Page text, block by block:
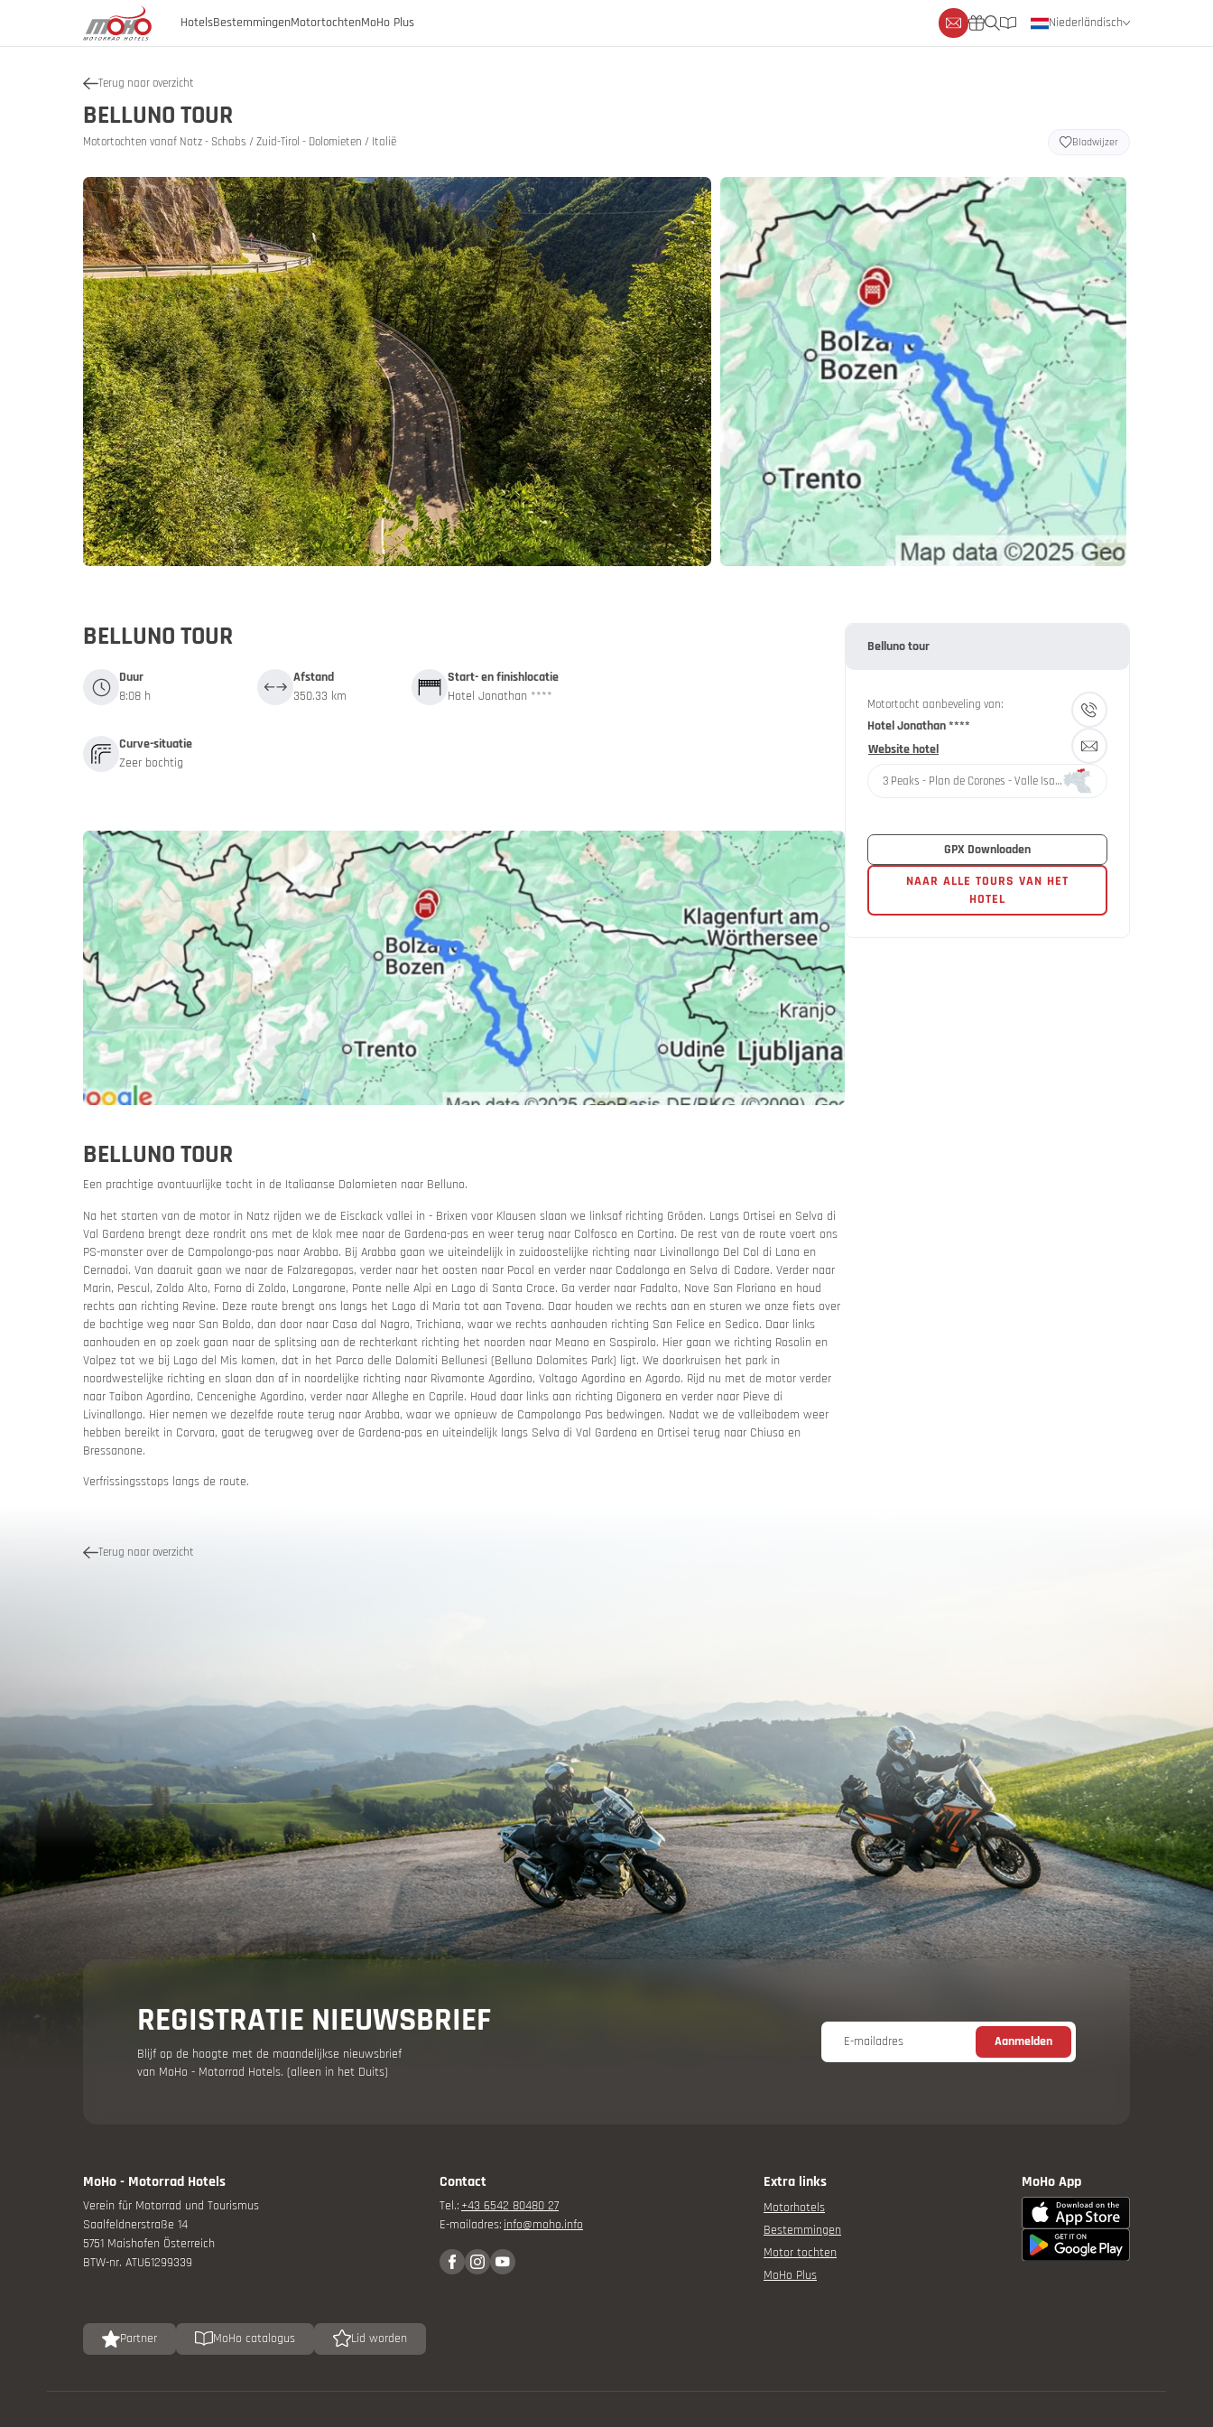
Hotels
Duitsland
Slovenië
Kwaliteitsbelofte
Jouw motorervaring
Bestemmingen
Oostenrijk
Italië
Slovenië
Oostenrijk
Burgenland
Karinthië
Neder-Oostenrijk
Opper-Oostenrijk
SalzburgerLand
Stiermarken
Tirol
Vorarlberg
Motortochten
Duitsland
Slovenië
Motor Routeplanner
MoHo Plus
Geschiedenis van de MoHo's
My MoHo-App
Een motor huren
Vakantiebonnen
Aanbiedingen
Beurzen & evenementen
Niederländisch
Deutsch
Terug naar overzicht
BELLUNO TOUR
Motortochten vanaf Natz - Schabs / Zuid-Tirol - Dolomieten / Italië Bladwijzer
BELLUNO TOUR
Duur
8:08 h
Afstand
350.33 km
Start- en finishlocatie
Hotel Jonathan ****
Curve-situatie
Zeer bochtig
BELLUNO TOUR
Een prachtige avontuurlijke tocht in de Italiaanse Dolomieten naar Belluno.
Na het starten van de motor in Natz rijden we de Eisckack vallei in - Brixen voor Klausen slaan we linksaf richting Gröden. Langs Ortisei en Selva di
Val Gardena brengt deze rondrit ons met de klok mee naar de Gardena-pas en weer terug naar Colfosco en Cortina. De rest van de route voert ons
PS-monster over de Campolongo-pas naar Arabba. Bij Arabba gaan we uiteindelijk in zuidoostelijke richting naar Livinallongo Del Col di Lana en
Cernadoi. Van daaruit gaan we naar de Falzaregopas, verder naar het oosten naar Pocol en verder naar Codalonga en Selva di Cadore. Verder naar
Marin, Pescul, Zoldo Alto, Forno di Zoldo, Longarone, Ponte nelle Alpi en Lago di Santa Croce. Ga verder naar Fadalto, Nove San Floriano en houd
rechts aan richting Revine. Deze route brengt ons langs het Lago di Maria tot aan Tovena. Daar houden we rechts aan en sturen we onze fiets over
de bochtige weg naar San Boldo, dan door naar Casa dal Nagro, Trichiana, waar we rechts aanhouden richting San Felice en Sedico. Daar links
aanhouden en op zoek gaan naar de splitsing aan de rechterkant richting het noorden naar Meano en Sospirolo. Hier gaan we richting Rosolin en
Volpez tot we bij Lago del Mis komen, dat in het Parco delle Dolomiti Bellunesi (Belluno Dolomites Park) ligt. We doorkruisen het park in
noordwestelijke richting en slaan dan af in noordelijke richting naar Rivamonte Agordino, Voltago Agordino en Agordo. Rijd nu met de motor verder
naar Taibon Agordino, Cencenighe Agordino, verder naar Alleghe en Caprile. Houd daar links aan richting Digonera en verder naar Pieve di
Livinallongo. Hier nemen we dezelfde route terug naar Arabba, waar we opnieuw de Campolongo Pas bedwingen. Nadat we de valleibodem weer
hebben bereikt in Corvara, gaat de terugweg over de Gardena-pas en uiteindelijk langs Selva di Val Gardena en Ortisei terug naar Chiusa en
Bressanone.
Verfrissingsstops langs de route.
Terug naar overzicht
Belluno tour
Motortocht aanbeveling van:
Hotel Jonathan ****
Website hotel
3 Peaks - Plan de Corones - Valle Isarco
GPX Downloaden
NAAR ALLE TOURS VAN HET
HOTEL
REGISTRATIE NIEUWSBRIEF
Blijf op de hoogte met de maandelijkse nieuwsbrief
van MoHo - Motorrad Hotels. (alleen in het Duits)
E-mailadres Aanmelden
MoHo - Motorrad Hotels
Verein für Motorrad und Tourismus
Saalfeldnerstraße 14
5751 Maishofen Österreich
BTW-nr. ATU61299339
Contact
Tel.: +43 6542 80480 27
E-mailadres: info@moho.info
Extra links
Motorhotels
Bestemmingen
Motor tochten
MoHo Plus
MoHo App
Partner MoHo catalogus Lid worden